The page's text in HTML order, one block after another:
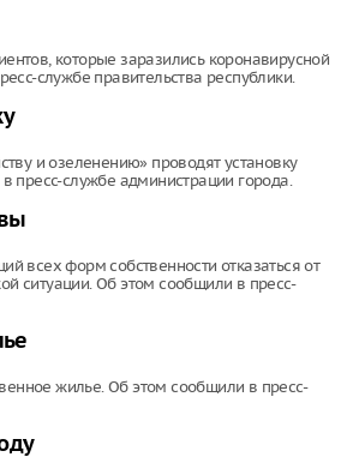
которые заразились коронавирусной
службе правительства республики.
и озеленению» проводят установку
пресс-службе администрации города.
всех форм собственности отказаться от
ситуации. Об этом сообщили в пресс-
жилье. Об этом сообщили в пресс-